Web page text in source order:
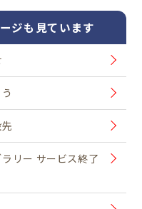
ジも見ています
リー サービス終了